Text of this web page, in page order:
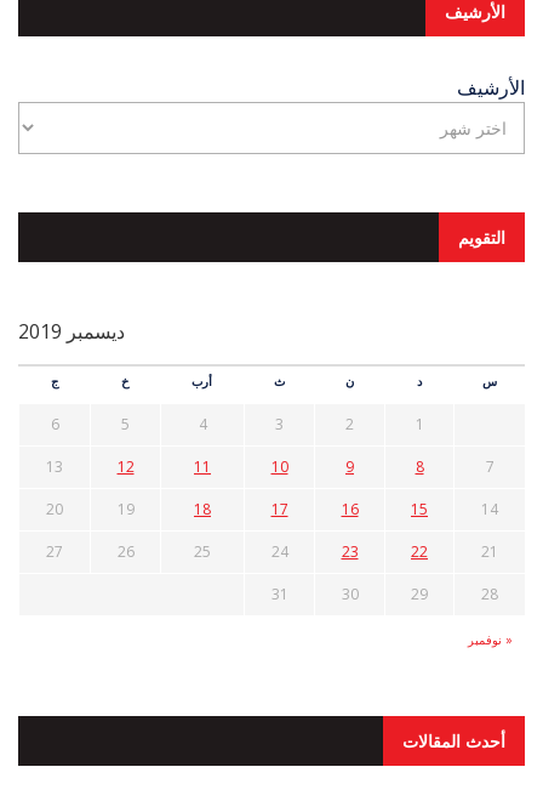
الأرشيف
الأرشيف
التقويم
ديسمبر 2019
س د ن ث أرب خ ج
« نوفمبر
1
2
3
4
5
6
7
8
9
10
11
12
13
14
15
16
17
18
19
20
21
22
23
24
25
26
27
28
29
30
31
أحدث المقالات